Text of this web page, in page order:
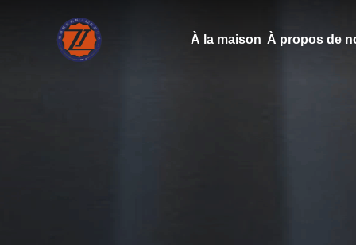
À la maison À propos de